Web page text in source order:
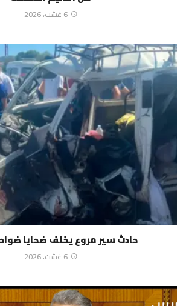
6 غشت، 2026
حادث سير مروع يخلف ضحايا
6 غشت، 2026